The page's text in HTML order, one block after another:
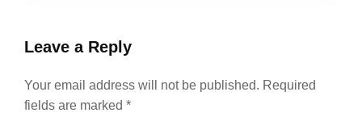
Leave a Reply
Your email address will not be published. Required
fields are marked *